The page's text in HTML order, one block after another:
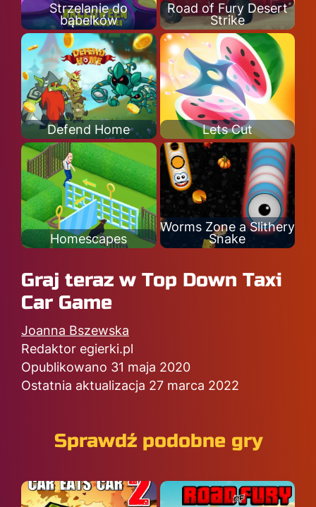
Strzelanie do
bąbelków
Road of Fury Desert
Strike
Defend Home Lets Cut
Homescapes
Worms Zone a Slithery
Snake
Graj teraz w Top Down Taxi
Car Game
Joanna Bszewska
Redaktor egierki.pl
Opublikowano 31 maja 2020
Ostatnia aktualizacja 27 marca 2022
Sprawdź podobne gry